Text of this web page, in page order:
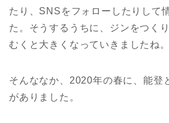
たり、SNSをフォローしたりして
た。そうするうちに、ジンをつく
むくと大きくなっていきましたね。
そんななか、2020年の春に、能登
がありました。